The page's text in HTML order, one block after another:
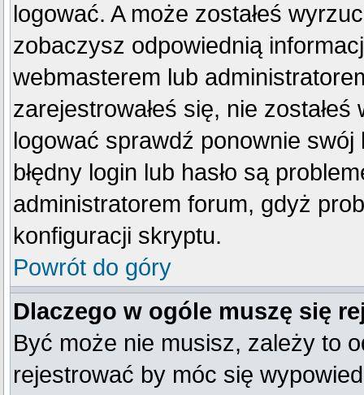
logować. A może zostałeś
zobaczysz odpowiednią
webmasterem lub
zarejestrowałeś się, nie
logować sprawdź ponownie swój
błędny login lub hasło są
administratorem forum, gdyż
konfiguracji skryptu.
Powrót do góry
Dlaczego w ogóle muszę się
Być może nie musisz, zależy to
rejestrować by móc się